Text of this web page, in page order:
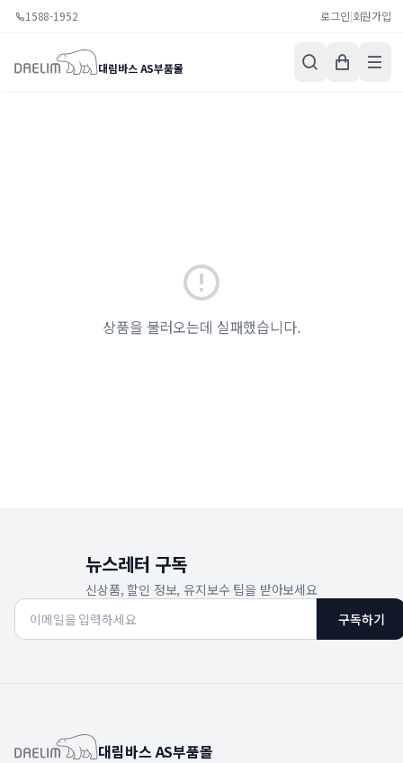
1588-1952 로그인|회원가입
대림바스 AS부품몰
상품을 불러오는데 실패했습니다.
뉴스레터 구독
신상품, 할인 정보, 유지보수 팁을 받아보세요
구독하기
대림바스 AS부품몰